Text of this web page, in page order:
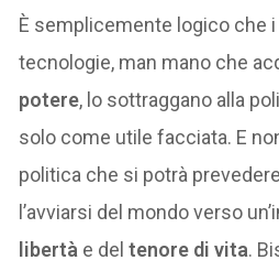
È semplicemente logico che
tecnologie, man mano che
potere, lo sottraggano alla
solo come utile facciata. E
politica che si potrà
l’avviarsi del mondo verso
libertà e deltenore di vita.